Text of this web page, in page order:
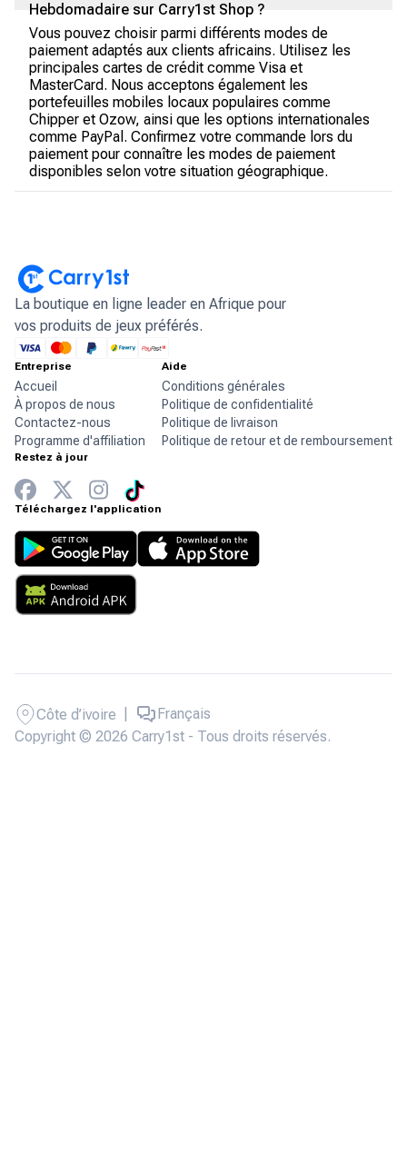
Hebdomadaire sur Carry1st Shop ?
Vous pouvez choisir parmi différents modes de
paiement adaptés aux clients africains. Utilisez les
principales cartes de crédit comme Visa et
MasterCard. Nous acceptons également les
portefeuilles mobiles locaux populaires comme
Chipper et Ozow, ainsi que les options internationales
comme PayPal. Confirmez votre commande lors du
paiement pour connaître les modes de paiement
disponibles selon votre situation géographique.
La boutique en ligne leader en Afrique pour
vos produits de jeux préférés.
Entreprise
Accueil
À propos de nous
Contactez-nous
Programme d'affiliation
Aide
Conditions générales
Politique de confidentialité
Politique de livraison
Politique de retour et de remboursement
Restez à jour
Téléchargez l'application
Copyright © 2026 Carry1st - Tous droits réservés.
Côte d’ivoire Français